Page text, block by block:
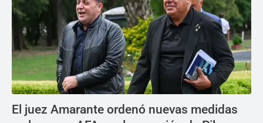
El juez Amarante ordenó nuevas medidas